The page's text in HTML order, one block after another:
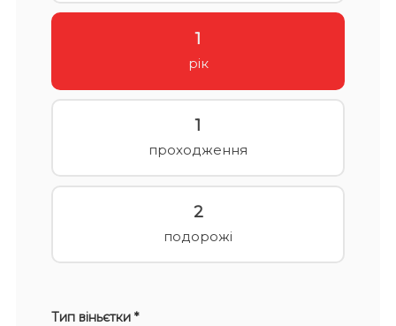
1
рік
1
проходження
2
подорожі
Тип віньєтки *